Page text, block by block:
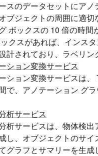
スのデータセットにア
ブジェクトの周囲に適
ボックスの 10 倍の時間
クスがあれば、インス
計されており、ラベリン
ション変換サービス
ション変換サービスは
で、アノテーション グ
析サービス
析サービスは、物体検
し、オブジェクトのサ
グラフとサマリーを生成